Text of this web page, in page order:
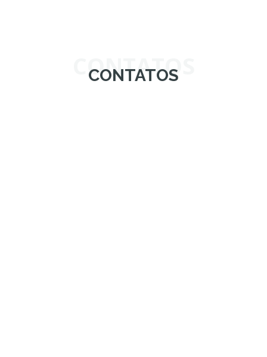
CONTATOS
CONTATOS